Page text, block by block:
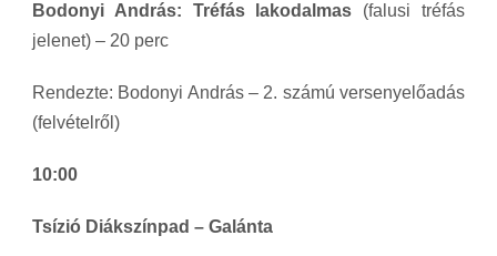
Bodonyi András: Tréfás lakodalmas (falusi tréfás
jelenet) – 20 perc
Rendezte: Bodonyi András – 2. számú versenyelőadás
(felvételről)
10:00
Tsízió Diákszínpad – Galánta